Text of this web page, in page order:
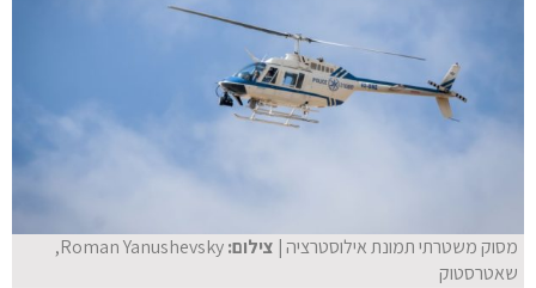
מסוק משטרתי תמונת אילוסטרציה| צילום:
Roman Yanushevsky,
שאטרסטוק